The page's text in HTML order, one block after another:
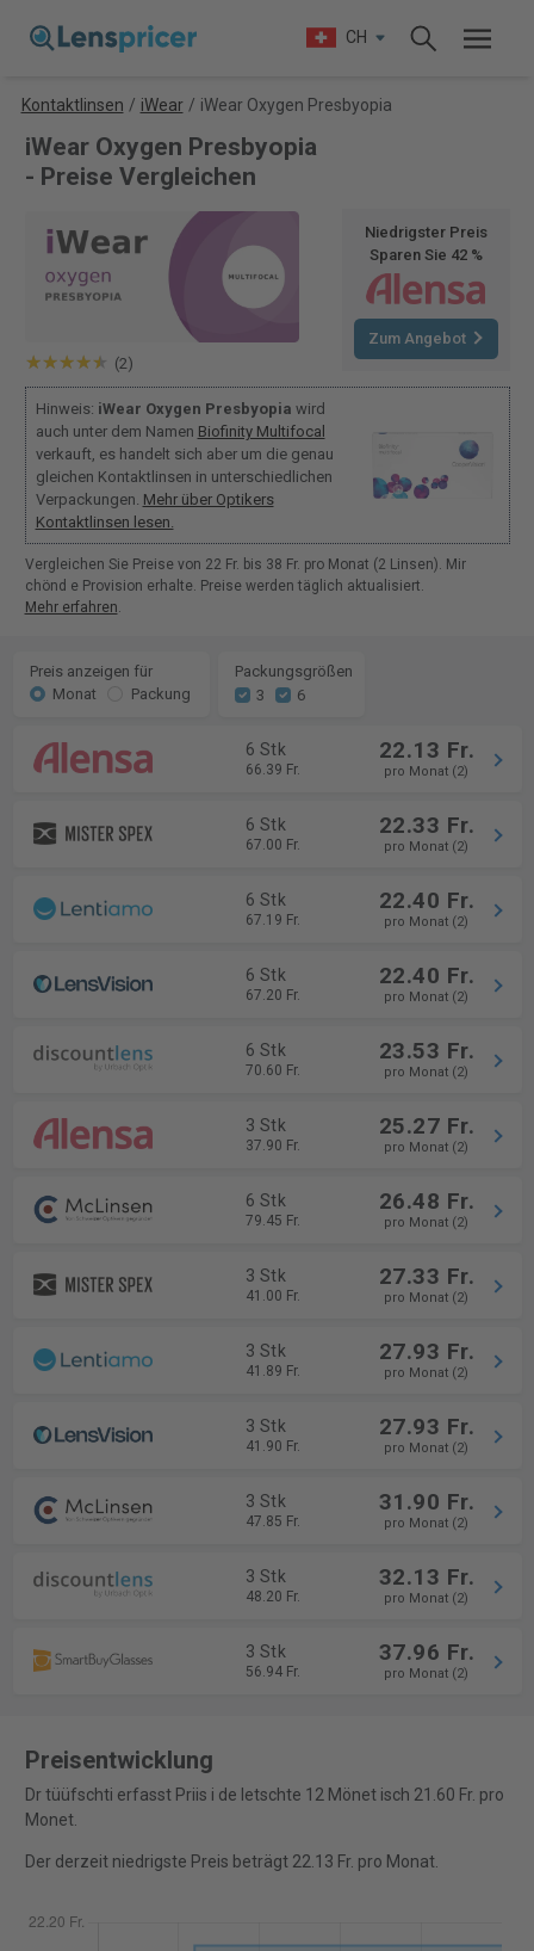
CH
Kontaktlinsen / iWear / iWear Oxygen Presbyopia
iWear Oxygen Presbyopia
- Preise Vergleichen
(2)
Niedrigster Preis
Sparen Sie 42 %
Zum Angebot
Hinweis: iWear Oxygen Presbyopia wird
auch unter dem Namen Biofinity Multifocal
verkauft, es handelt sich aber um die genau
gleichen Kontaktlinsen in unterschiedlichen
Verpackungen. Mehr über Optikers
Kontaktlinsen lesen.
Vergleichen Sie Preise von 22 Fr. bis 38 Fr. pro Monat (2 Linsen). Mir
chönd e Provision erhalte. Preise werden täglich aktualisiert.
Mehr erfahren.
Preis anzeigen für
Monat
Packung
Packungsgrößen
3
6
6 Stk
66.39 Fr.
22.13 Fr.
pro Monat (2)
6 Stk
67.00 Fr.
22.33 Fr.
pro Monat (2)
6 Stk
67.19 Fr.
22.40 Fr.
pro Monat (2)
6 Stk
67.20 Fr.
22.40 Fr.
pro Monat (2)
6 Stk
70.60 Fr.
23.53 Fr.
pro Monat (2)
3 Stk
37.90 Fr.
25.27 Fr.
pro Monat (2)
6 Stk
79.45 Fr.
26.48 Fr.
pro Monat (2)
3 Stk
41.00 Fr.
27.33 Fr.
pro Monat (2)
3 Stk
41.89 Fr.
27.93 Fr.
pro Monat (2)
3 Stk
41.90 Fr.
27.93 Fr.
pro Monat (2)
3 Stk
47.85 Fr.
31.90 Fr.
pro Monat (2)
3 Stk
48.20 Fr.
32.13 Fr.
pro Monat (2)
3 Stk
56.94 Fr.
37.96 Fr.
pro Monat (2)
Preisentwicklung
Dr tüüfschti erfasst Priis i de letschte 12 Mönet isch 21.60 Fr. pro
Monet.
Der derzeit niedrigste Preis beträgt 22.13 Fr. pro Monat.